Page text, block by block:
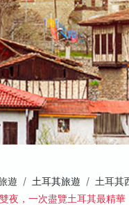
遊 土耳其旅遊
土耳其
夜，一次盡覽土耳其最精華